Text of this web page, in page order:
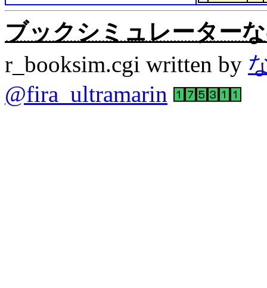
ブックシミュレーター
r_booksim.cgi written by
@fira_ultramarin